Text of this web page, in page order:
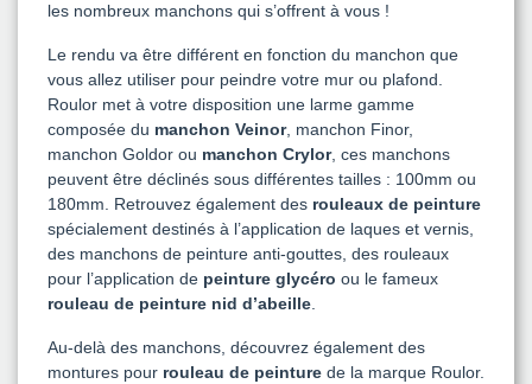
les nombreux manchons qui s’offrent à vous !
Le rendu va être différent en fonction du manchon que
vous allez utiliser pour peindre votre mur ou plafond.
Roulor met à votre disposition une larme gamme
composée du manchon Veinor, manchon Finor,
manchon Goldor ou manchon Crylor, ces manchons
peuvent être déclinés sous différentes tailles : 100mm ou
180mm. Retrouvez également des rouleaux de peinture
spécialement destinés à l’application de laques et vernis,
des manchons de peinture anti-gouttes, des rouleaux
pour l’application de peinture glycéro ou le fameux
rouleau de peinture nid d’abeille.
Au-delà des manchons, découvrez également des
montures pour rouleau de peinture de la marque Roulor.